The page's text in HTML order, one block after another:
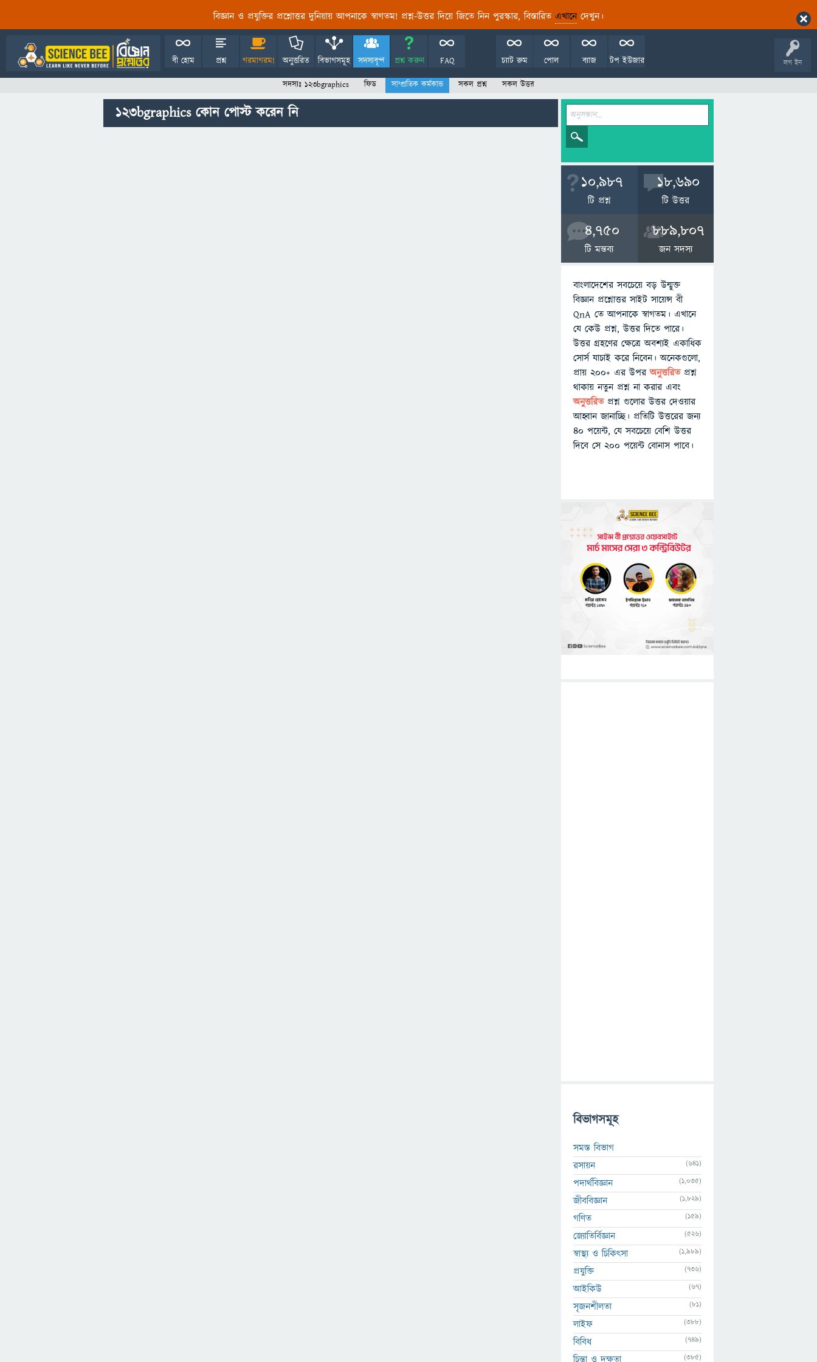
বিজ্ঞান ও প্রযুক্তির প্রশ্নোত্তর দুনিয়ায় আপনাকে স্বাগতম! প্রশ্ন-উত্তর দিয়ে জিতে নিন পুরস্কার, বিস্তারিত এখানেদেখুন।
লগ ইন
বী হোম প্রশ্ন গরমাগরম! অনুত্তরিত বিভাগসমূহ সদস্যবৃন্দ প্রশ্ন করুন FAQ টপ ইউজার
ব্যাজ
পোল
চ্যাট রুম
সদস্যঃ 123bgraphics ফিড সাম্প্রতিক কর্মকান্ড সকল প্রশ্ন সকল উত্তর
123bgraphics কোন পোস্ট করেন নি
10,987
টি প্রশ্ন
18,690
টি উত্তর
4,750
টি মন্তব্য
889,807
জন সদস্য
বাংলাদেশের সবচেয়ে বড় উন্মুক্ত
বিজ্ঞান প্রশ্নোত্তর সাইট সায়েন্স বী
QnA তে আপনাকে স্বাগতম। এখানে
যে কেউ প্রশ্ন, উত্তর দিতে পারে।
উত্তর গ্রহণের ক্ষেত্রে অবশ্যই একাধিক
সোর্স যাচাই করে নিবেন। অনেকগুলো,
প্রায় ২০০+ এর উপরঅনুত্তরিতপ্রশ্ন
থাকায় নতুন প্রশ্ন না করার এবং
অনুত্তরিত প্রশ্ন গুলোর উত্তর দেওয়ার
আহ্বান জানাচ্ছি। প্রতিটি উত্তরের জন্য
৪০ পয়েন্ট, যে সবচেয়ে বেশি উত্তর
দিবে সে ২০০ পয়েন্ট বোনাস পাবে।
বিভাগসমূহ
সমস্ত বিভাগ
রসায়ন
(641)
পদার্থবিজ্ঞান (1,035)
জীববিজ্ঞান (1,829)
গণিত (159)
জ্যোতির্বিজ্ঞান (526)
স্বাস্থ্য ও চিকিৎসা (1,989)
প্রযুক্তি (736)
আইকিউ (67)
সৃজনশীলতা (81)
লাইফ (388)
বিবিধ (749)
চিন্তা ও দক্ষতা (385)